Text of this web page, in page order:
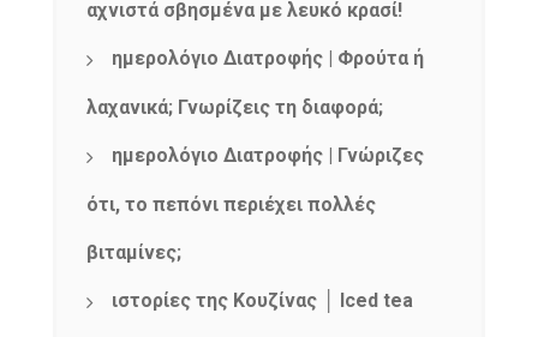
αχνιστά σβησμένα με λευκό κρασί!
ημερολόγιο Διατροφής | Φρούτα ή
λαχανικά; Γνωρίζεις τη διαφορά;
ημερολόγιο Διατροφής | Γνώριζες
ότι, το πεπόνι περιέχει πολλές
βιταμίνες;
ιστορίες της Κουζίνας │ Iced tea